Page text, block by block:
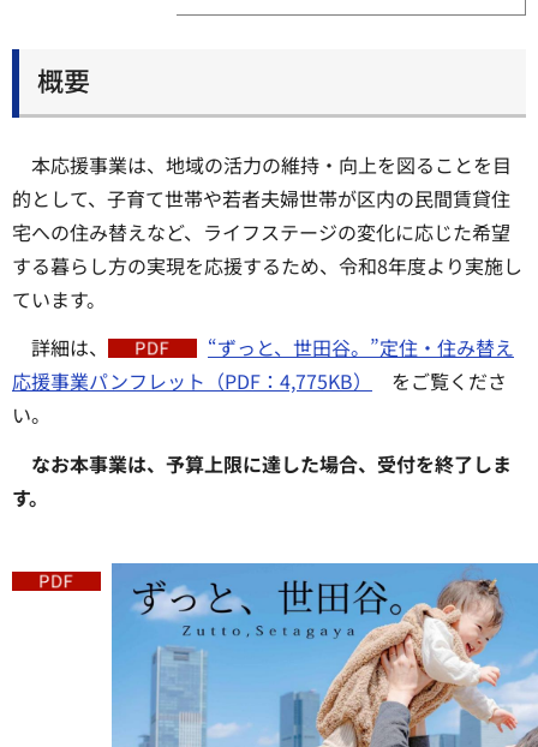
概要
本応援事業は、地域の活力の維持・向上を図ることを目
的として、子育て世帯や若者夫婦世帯が区内の民間賃貸住
宅への住み替えなど、ライフステージの変化に応じた希望
する暮らし方の実現を応援するため、令和8年度より実施し
ています。
詳細は、
“ずっと、世田谷。”定住・住み替え
応援事業パンフレット（PDF：4,775KB）
をご覧くださ
い。
なお本事業は、予算上限に達した場合、受付を終了しま
す。